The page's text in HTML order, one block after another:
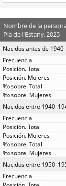
Nombre de la
Pla de l'Estany. 2025
Nacidos antes de 1940
Nacidos entre
Nacidos entre